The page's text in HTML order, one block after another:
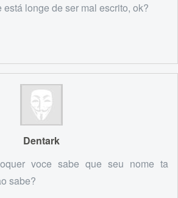
está longe de ser mal escrito, ok?
Dentark
voce sabe que seu nome ta
sabe?